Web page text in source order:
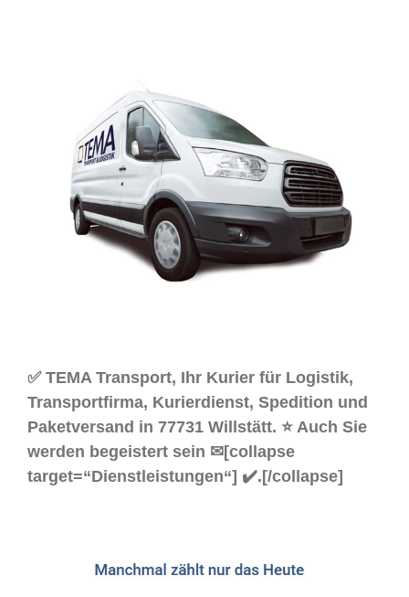
✅ TEMA Transport, Ihr Kurier für Logistik,
Transportfirma, Kurierdienst, Spedition und
Paketversand in 77731 Willstätt. ⭐ Auch Sie
werden begeistert sein ✉[collapse
target=“Dienstleistungen“] ✔️.[/collapse]